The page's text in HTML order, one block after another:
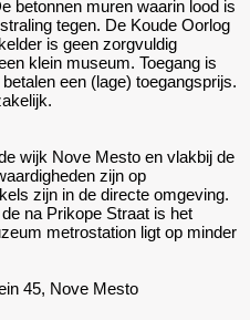
betonnen muren waarin lood is
tegen. De Koude Oorlog
is geen zorgvuldig
klein museum. Toegang is
een (lage) toegangsprijs.
wijk Nove Mesto en vlakbij de
zijn op
zijn in de directe omgeving.
na Prikope Straat is het
metrostation ligt op minder
45, Nove Mesto